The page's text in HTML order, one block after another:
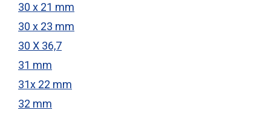
30 x 21 mm
30 x 23 mm
30 X 36,7
31 mm
31x 22 mm
32 mm